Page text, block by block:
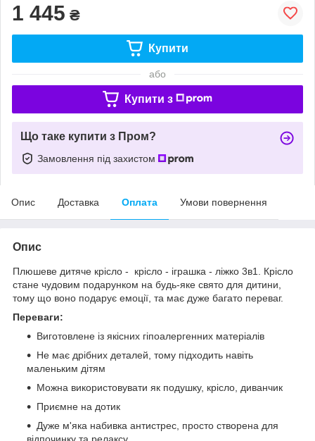
1 445 ₴
Купити
або
Купити з
Що таке купити з Пром?
Замовлення під захистом
Опис Доставка Оплата Умови повернення
Опис
Плюшеве дитяче крісло - крісло - іграшка - ліжко 3в1. Крісло
стане чудовим подарунком на будь-яке свято для дитини,
тому що воно подарує емоції, та має дуже багато переваг.
Переваги:
Виготовлене із якісних гіпоалергенних матеріалів
Не має дрібних деталей, тому підходить навіть
маленьким дітям
Можна використовувати як подушку, крісло, диванчик
Приємне на дотик
Дуже м'яка набивка антистрес, просто створена для
відпочинку та релаксу.